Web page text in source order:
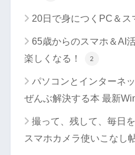
20日で身につくPC＆ス
65歳からのスマホ＆AI
楽しくなる！
2
パソコンとインターネ
ぜんぶ解決する本 最新
撮って、残して、毎日
スマホカメラ使いこなし